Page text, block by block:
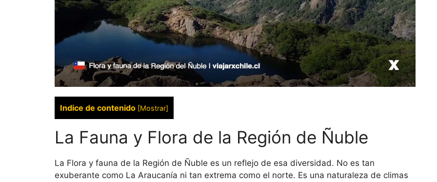
Indice de contenido [Mostrar]
La Fauna y Flora de la Región de Ñuble
La Flora y fauna de la Región de Ñuble es un reflejo de esa diversidad. No es tan
exuberante como La Araucanía ni tan extrema como el norte. Es una naturaleza de climas